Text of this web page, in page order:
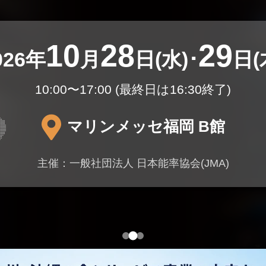
年10月 28 日(水)･29 日
10:00〜17:00 (最終日は16:30終了)
マリンメッセ福岡 B館
主催：一般社団法人 日本能率協会(JMA)